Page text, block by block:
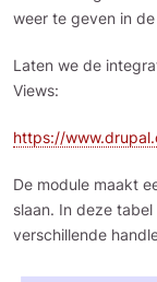
weer te geven in
Laten we de
Views:
https://
De module maakt
slaan. In deze tabel
verschillende